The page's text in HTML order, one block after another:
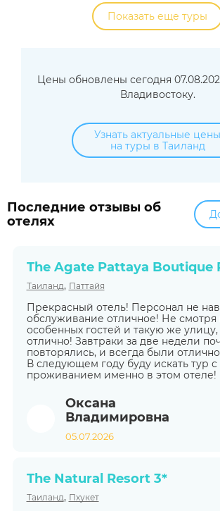
Показать еще туры
Цены обновлены сегодня
Владивостоку.
Узнать актуальные цены
на туры в Таиланд
Последние отзывы об
отелях
The Agate Pattaya Boutique
Таиланд, Паттайя
Прекрасный отель! Персонал не
обслуживание отличное! Не смотря
особенных гостей и такую же улицу,
отлично! Завтраки за две недели
повторялись, и всегда были
В следующем году буду искать тур с
проживанием именно в этом отеле!
Оксана
Владимировна
05.07.2026
The Natural Resort 3*
Таиланд, Пхукет